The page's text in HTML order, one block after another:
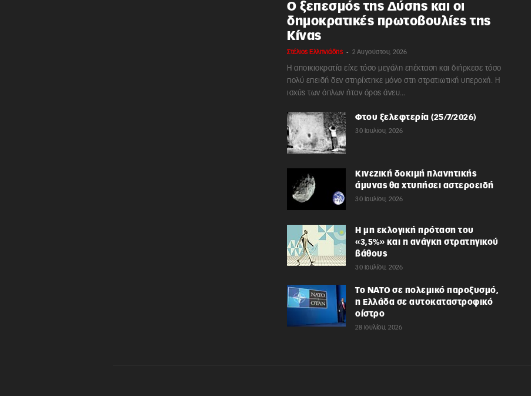
Ο ξεπεσμός της Δύσης και οι
δημοκρατικές πρωτοβουλίες της
Κίνας
Στέλιος Ελληνιάδης - 2 Αυγούστου, 2026
Η αποικιοκρατία είχε τόσο μεγάλη επέκταση και διήρκεσε τόσο
πολύ επειδή δεν στηρίχτηκε μόνο στη στρατιωτική υπεροχή. Η
ισχύς των όπλων ήταν όρος άνευ...
Φτου ξελεφτερία (25/7/2026)
30 Ιουλίου, 2026
Κινεζική δοκιμή πλανητικής
άμυνας θα χτυπήσει αστεροειδή
30 Ιουλίου, 2026
Η μη εκλογική πρόταση του
«3,5%» και η ανάγκη στρατηγικού
βάθους
30 Ιουλίου, 2026
Το ΝΑΤΟ σε πολεμικό παροξυσμό,
η Ελλάδα σε αυτοκαταστροφικό
οίστρο
28 Ιουλίου, 2026